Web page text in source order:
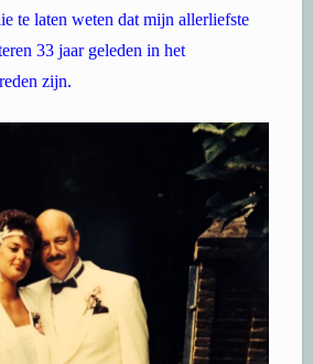
te laten weten dat mijn allerliefste
33 jaar geleden in het
zijn.